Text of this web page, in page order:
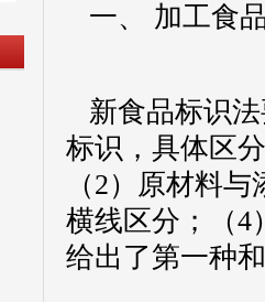
一、 加工食
新食品标识法
标识，具体区
（2）原材料与
横线区分；（4
给出了第一种